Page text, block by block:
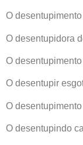
O
O desentupidora
O
O desentupir
O
O desentupindo